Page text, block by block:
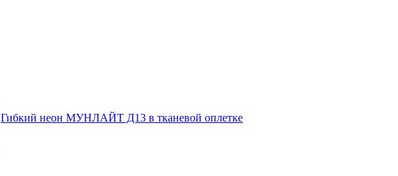
Гибкий неон МУНЛАЙТ Д13 в тканевой оплетке